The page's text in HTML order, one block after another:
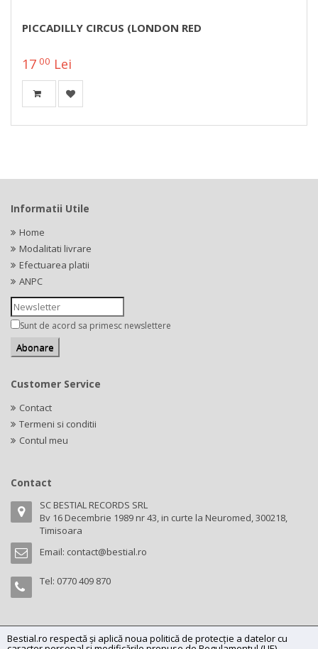
PICCADILLY CIRCUS (LONDON RED
17 00 Lei
Bestial.ro respectă și aplică noua politică de protecție a datelor cu
Informatii Utile
Home
Modalitati livrare
Efectuarea platii
ANPC
Sunt de acord sa primesc newslettere
Customer Service
Contact
Termeni si conditii
Contul meu
Contact
SC BESTIAL RECORDS SRL
Bv 16 Decembrie 1989 nr 43, in curte la Neuromed, 300218,
Timisoara
Email: contact@bestial.ro
Tel: 0770 409 870
Copyright (C) 2026bestial.ro -All rights reserved.